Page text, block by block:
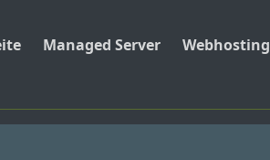
Managed Server Webhosting